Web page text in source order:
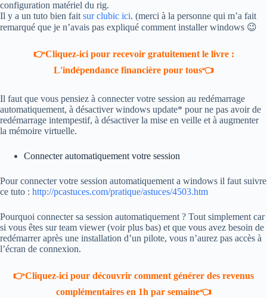
configuration matériel du rig.
Il y a un tuto bien fait sur clubic ici. (merci à la personne qui m’a fait
remarqué que je n’avais pas expliqué comment installer windows 😉
👉Cliquez-ici pour recevoir gratuitement le livre :
L'indépendance financière pour tous👈
Il faut que vous pensiez à connecter votre session au redémarrage
automatiquement, à désactiver windows update* pour ne pas avoir de
redémarrage intempestif, à désactiver la mise en veille et à augmenter
la mémoire virtuelle.
Connecter automatiquement votre session
Pour connecter votre session automatiquement a windows il faut suivre
ce tuto : http://pcastuces.com/pratique/astuces/4503.htm
Pourquoi connecter sa session automatiquement ? Tout simplement car
si vous êtes sur team viewer (voir plus bas) et que vous avez besoin de
redémarrer après une installation d’un pilote, vous n’aurez pas accès à
l’écran de connexion.
👉Cliquez-ici pour découvrir comment générer des revenus
complémentaires en 1h par semaine👈